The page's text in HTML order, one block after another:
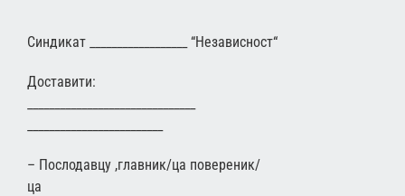
Синдикат __________________ “Независност“
Доставити:
– Послодавцу ,главник/ца повереник/
ца